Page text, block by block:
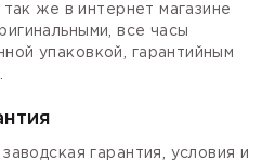
так же в интернет магазине
все часы
упаковкой, гарантийным
гарантия, условия и